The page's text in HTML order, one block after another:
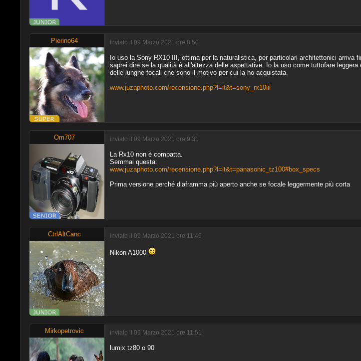
Pierino64 inviato il 09 Marzo 2021 ore 8:50
Io uso la Sony RX10 III, ottima per la naturalistica, per particolari architettonici arriva
saprei dire se la qualità è all'altezza delle aspettative. Io la uso come tuttofare
delle lunghe focali che sono il motivo per cui la ho acquistata.
www.juzaphoto.com/recensione.php?l=it&t=sony_rx10iii
Om707 inviato il 09 Marzo 2021 ore 9:31
La Rx10 non è compatta.
Semmai questa:
www.juzaphoto.com/recensione.php?l=it&t=panasonic_tz100#box_specs
Prima versione perché diaframma più aperto anche se focale leggermente più corta
CtrlAltCanc inviato il 09 Marzo 2021 ore 11:45
Nikon A1000
Mirkopetrovic inviato il 09 Marzo 2021 ore 11:51
lumix tz80 o 90